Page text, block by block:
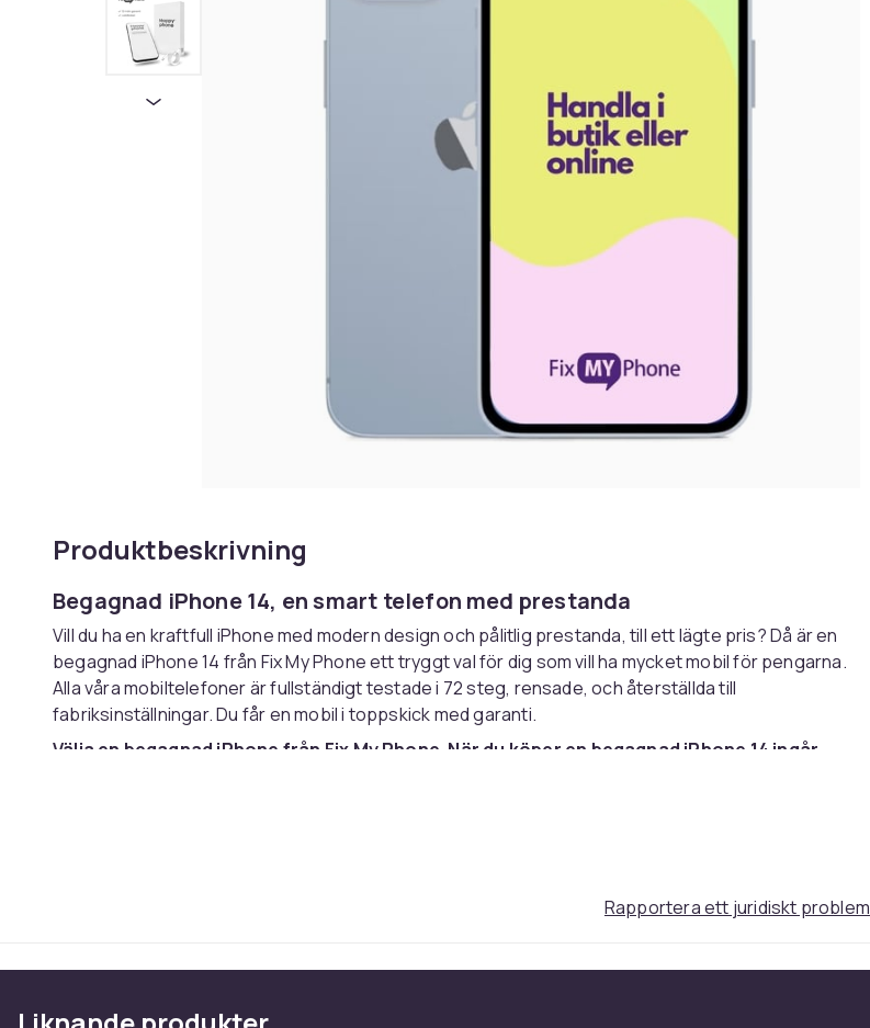
Produktbeskrivning
Begagnad iPhone 14, en smart telefon med prestanda
Vill du ha en kraftfull iPhone med modern design och pålitlig prestanda, till ett lägte pris? Då är en
begagnad iPhone 14 från Fix My Phone ett tryggt val för dig som vill ha mycket mobil för pengarna.
Alla våra mobiltelefoner är fullständigt testade i 72 steg, rensade, och återställda till
fabriksinställningar. Du får en mobil i toppskick med garanti.
Välja en begagnad iPhone från Fix My Phone. När du köper en begagnad iPhone 14 ingår
Hos Fix My Phone får du trygghet, kvalitet och lokal support - oavsett om du handlar online eller i
Våra begagnade telefoner är funktionstestade och fabriksåterställda, och varje telefon får ett
fungerande och levereras med en funktionsgaranti.
Rapportera ett juridiskt problem